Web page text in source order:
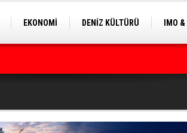
EKONOMİ DENİZ KÜLTÜRÜ
IMO